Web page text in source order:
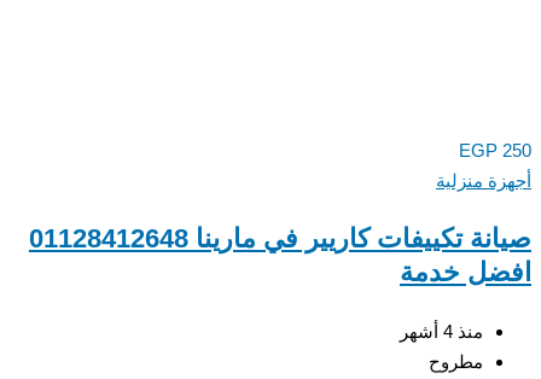
EGP 250
أجهزة منزلية
صيانة تكييفات كاريير في مارينا 01128412648
افضل خدمة
منذ 4 أشهر
مطروح